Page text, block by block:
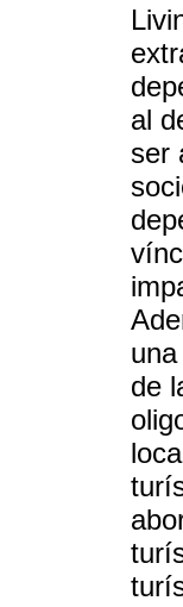
al
ser
de